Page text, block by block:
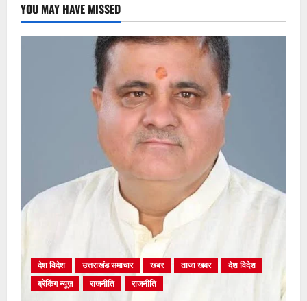
YOU MAY HAVE MISSED
देश विदेश उत्तराखंड समाचार खबर ताजा खबर
देश विदेश
ब्रेकिंग न्यूज़
राजनीति राजनीति